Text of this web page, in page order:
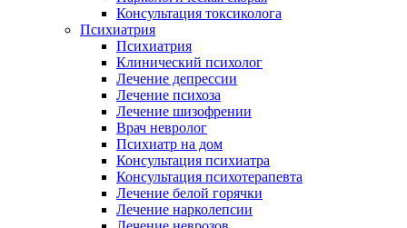
Консультация токсиколога
Психиатрия
Психиатрия
Клинический психолог
Лечение депрессии
Лечение психоза
Лечение шизофрении
Врач невролог
Психиатр на дом
Консультация психиатра
Консультация психотерапевта
Лечение белой горячки
Лечение нарколепсии